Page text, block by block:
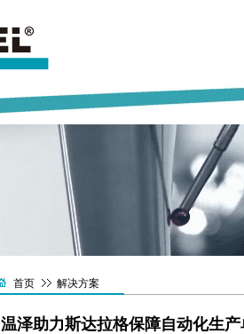
首页 解决方案
温泽助力斯达拉格保障自动化生